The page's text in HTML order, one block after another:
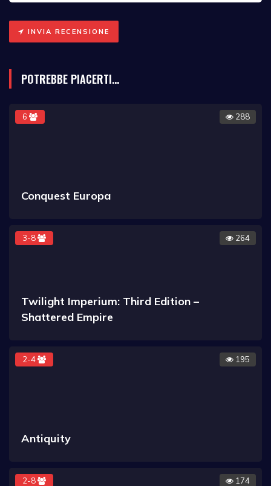
INVIA RECENSIONE
POTREBBE PIACERTI...
6 288
Conquest Europa
3-8 264
Twilight Imperium: Third Edition –
Shattered Empire
2-4 195
Antiquity
2-8 174